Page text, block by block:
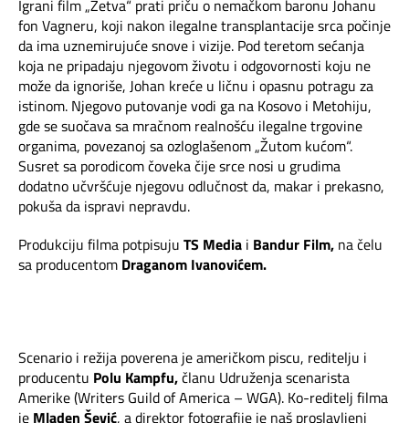
Igrani film „Žetva“ prati priču o nemačkom baronu Johanu
fon Vagneru, koji nakon ilegalne transplantacije srca počinje
da ima uznemirujuće snove i vizije. Pod teretom sećanja
koja ne pripadaju njegovom životu i odgovornosti koju ne
može da ignoriše, Johan kreće u ličnu i opasnu potragu za
istinom. Njegovo putovanje vodi ga na Kosovo i Metohiju,
gde se suočava sa mračnom realnošću ilegalne trgovine
organima, povezanoj sa ozloglašenom „Žutom kućom“.
Susret sa porodicom čoveka čije srce nosi u grudima
dodatno učvršćuje njegovu odlučnost da, makar i prekasno,
pokuša da ispravi nepravdu.
Produkciju filma potpisuju TS Media i Bandur Film, na čelu
sa producentom Draganom Ivanovićem.
Scenario i režija poverena je američkom piscu, reditelju i
producentu Polu Kampfu,članu Udruženja scenarista
Amerike (Writers Guild of America – WGA). Ko-reditelj filma
je Mladen Šević, a direktor fotografije je naš proslavljeni